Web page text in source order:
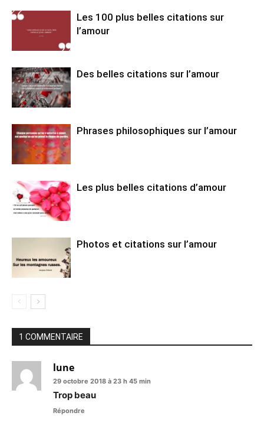
Les 100 plus belles citations sur
l’amour
Des belles citations sur l’amour
Phrases philosophiques sur l’amour
Les plus belles citations d’amour
Photos et citations sur l’amour
1 COMMENTAIRE
lune
29 octobre 2018 à 23 h 45 min
Trop beau
Répondre